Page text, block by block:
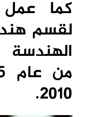
كما عمل
لقسم
الهندسة
2010.